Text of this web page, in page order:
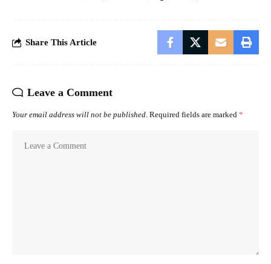
Share This Article
Leave a Comment
Your email address will not be published. Required fields are marked *